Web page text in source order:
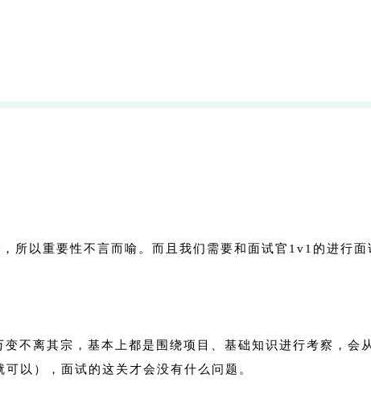
以重要性不言而喻。而且我们需要和面试官1v1的进行面
不离其宗，基本上都是围绕项目、基础知识进行考察，会
以），面试的这关才会没有什么问题。